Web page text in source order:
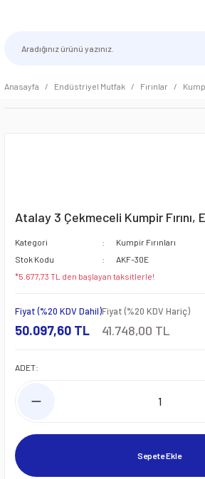
Anasayfa Endüstriyel Mutfak Fırınlar
Atalay 3 Çekmeceli Kumpir
Kategori
Kumpir Fırınları
Stok Kodu
AKF-30E
*5.677,73 TL den başlayan taksitlerle!
Fiyat (%20 KDV Dahil)
50.097,60 TL
Fiyat (%20 KDV Hariç)
41.748,00 TL
ADET:
Sepete Ekle